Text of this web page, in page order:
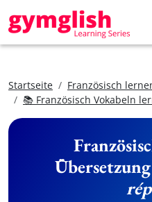
Startseite
Französisch
📚 Französisch Vokabeln